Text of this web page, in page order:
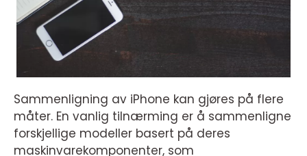
Sammenligning av iPhone kan gjøres på flere
måter. En vanlig tilnærming er å sammenligne
forskjellige modeller basert på deres
maskinvarekomponenter, som